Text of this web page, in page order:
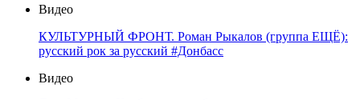
Видео
КУЛЬТУРНЫЙ ФРОНТ. Роман Рыкалов (группа ЕЩЁ):
русский рок за русский #Донбасс
Видео